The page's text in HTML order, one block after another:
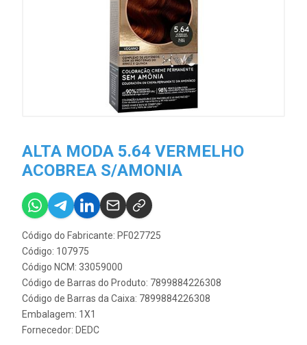
ALTA MODA 5.64 VERMELHO
ACOBREA S/AMONIA
Código do Fabricante: PF027725
Código: 107975
Código NCM: 33059000
Código de Barras do Produto: 7899884226308
Código de Barras da Caixa: 7899884226308
Embalagem: 1X1
Fornecedor: DEDC